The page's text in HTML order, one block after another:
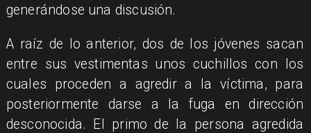
generándose una discusión.
​A raíz de lo anterior, dos de los jóvenes sacan
entre sus vestimentas unos cuchillos con los
cuales proceden a agredir a la víctima, para
posteriormente darse a la fuga en dirección
desconocida. El primo de la persona agredida